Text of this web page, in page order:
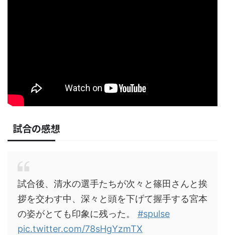
試合の感想
試合後、清水の選手たちが次々と篠田さんと挨
拶を交わす中、深々と頭を下げて握手する宮本
の姿がとても印象に残った。 #spulse
pic.twitter.com/78sHgYzmTX